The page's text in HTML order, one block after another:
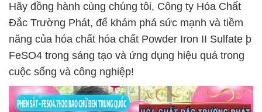
Hãy đồng hành cùng chúng tôi, Công ty Hóa Chất
Đắc Trường Phát, để khám phá sức mạnh và tiềm
năng của hóa chất hóa chất Powder Iron II Sulfate þ
FeSO4 trong sáng tạo và ứng dụng hiệu quả trong
cuộc sống và công nghiệp!